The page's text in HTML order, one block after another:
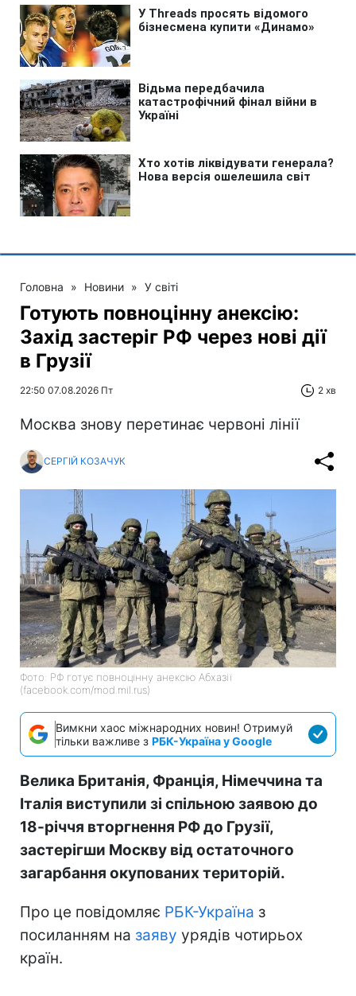
Головна » Новини » У світі
Готують повноцінну анексію:
Захід застеріг РФ через нові дії
в Грузії
22:50 07.08.2026 Пт 2 хв
Москва знову перетинає червоні лінії
СЕРГІЙ КОЗАЧУК
Фото: РФ готує повноцінну анексію Абхазії
(facebook.com/mod.mil.rus)
Вимкни хаос міжнародних новин! Отримуй
тільки важливе з РБК-Україна у Google
Велика Британія, Франція, Німеччина та
Італія виступили зі спільною заявою до
18-річчя вторгнення РФ до Грузії,
застерігши Москву від остаточного
загарбання окупованих територій.
Про це повідомляє РБК-Україна з
посиланням на заяву урядів чотирьох
країн.